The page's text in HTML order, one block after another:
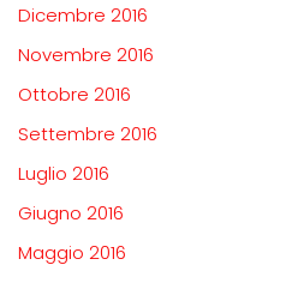
Dicembre 2016
Novembre 2016
Ottobre 2016
Settembre 2016
Luglio 2016
Giugno 2016
Maggio 2016